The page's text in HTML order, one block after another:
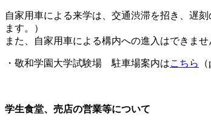
自家用車による来学は、交通渋滞を招き、遅
ます。）
また、自家用車による構内への進入はできま
・敬和学園大学試験場 駐車場案内はこちら
学生食堂、売店の営業等について